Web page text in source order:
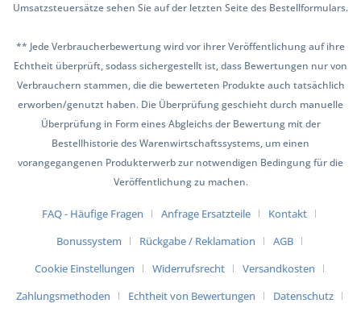
Umsatzsteuersätze sehen Sie auf der letzten Seite des Bestellformulars.
** Jede Verbraucherbewertung wird vor ihrer Veröffentlichung auf ihre
Echtheit überprüft, sodass sichergestellt ist, dass Bewertungen nur von
Verbrauchern stammen, die die bewerteten Produkte auch tatsächlich
erworben/genutzt haben. Die Überprüfung geschieht durch manuelle
Überprüfung in Form eines Abgleichs der Bewertung mit der
Bestellhistorie des Warenwirtschaftssystems, um einen
vorangegangenen Produkterwerb zur notwendigen Bedingung für die
Veröffentlichung zu machen.
FAQ - Häufige Fragen Anfrage Ersatzteile
Kontakt
Bonussystem
Rückgabe / Reklamation
AGB
Cookie Einstellungen
Widerrufsrecht
Versandkosten
Zahlungsmethoden
Echtheit von Bewertungen Datenschutz